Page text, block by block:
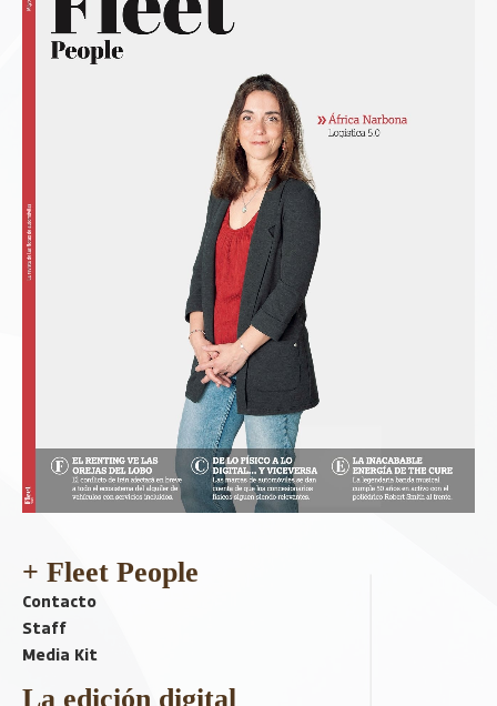
+ Fleet People
Contacto
Staff
Media Kit
La edición digital